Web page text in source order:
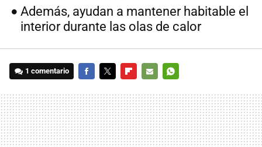
Además, ayudan a mantener habitable el
interior durante las olas de calor
1 comentario
MAIL